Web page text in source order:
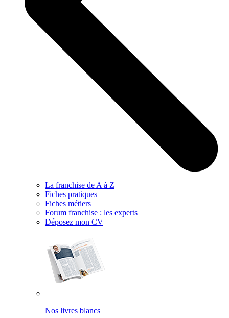
La franchise de A à Z
Fiches pratiques
Fiches métiers
Forum franchise : les experts
Déposez mon CV
Nos livres blancs